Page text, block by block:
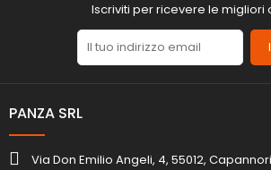
Iscriviti per ricevere le migliori
PANZA SRL
Via Don Emilio Angeli, 4, 55012,